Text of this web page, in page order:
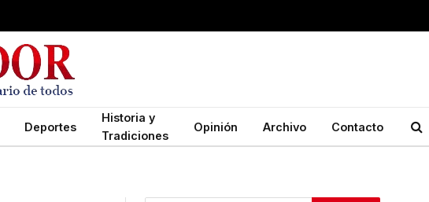
Deportes
Historia y
Tradiciones
Opinión Archivo Contacto